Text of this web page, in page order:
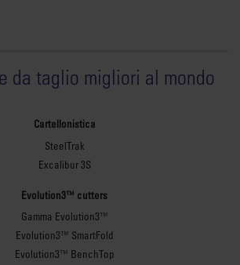
da taglio migliori al mondo
Cartellonistica
SteelTrak
Excalibur 3S
Evolution3™ cutters
Gamma Evolution3™
Evolution3™ SmartFold
Evolution3™ BenchTop